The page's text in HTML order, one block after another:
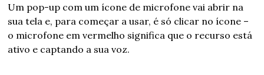
Um pop-up com um ícone de microfone vai abrir na
sua tela e, para começar a usar, é só clicar no ícone –
o microfone em vermelho significa que o recurso está
ativo e captando a sua voz.